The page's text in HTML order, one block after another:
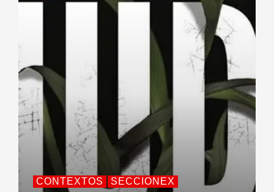
CONTEXTOS SECCIONEX